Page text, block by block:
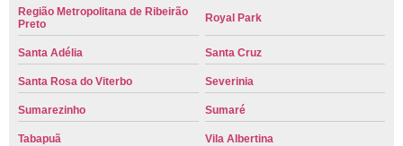
Região Metropolitana de Ribeirão
Preto
Royal Park
Santa Adélia Santa Cruz
Santa Rosa do Viterbo Severinia
Sumarezinho Sumaré
Tabapuã Vila Albertina